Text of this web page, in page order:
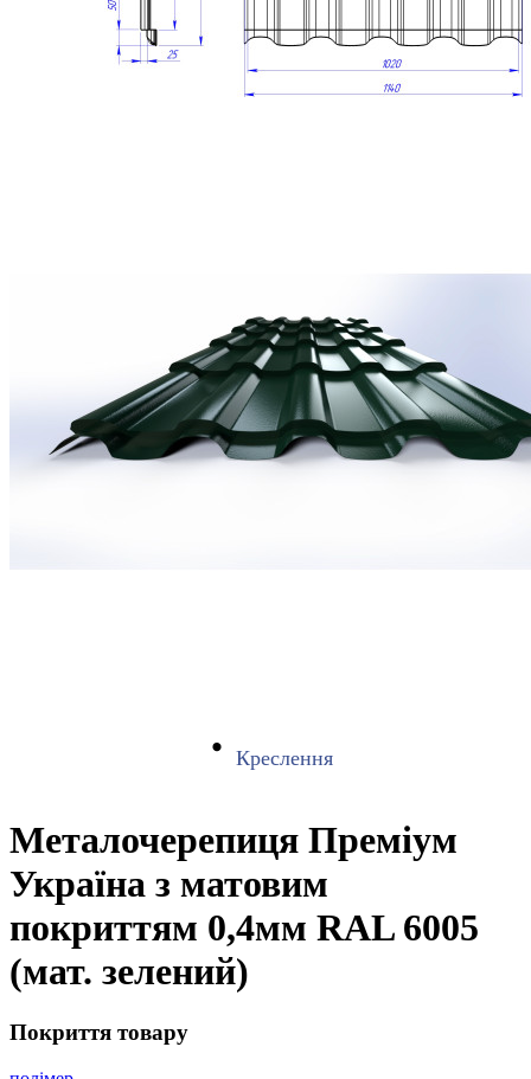
Креслення
Металочерепиця Преміум
Україна з матовим
покриттям 0,4мм RAL 6005
(мат. зелений)
Покриття товару